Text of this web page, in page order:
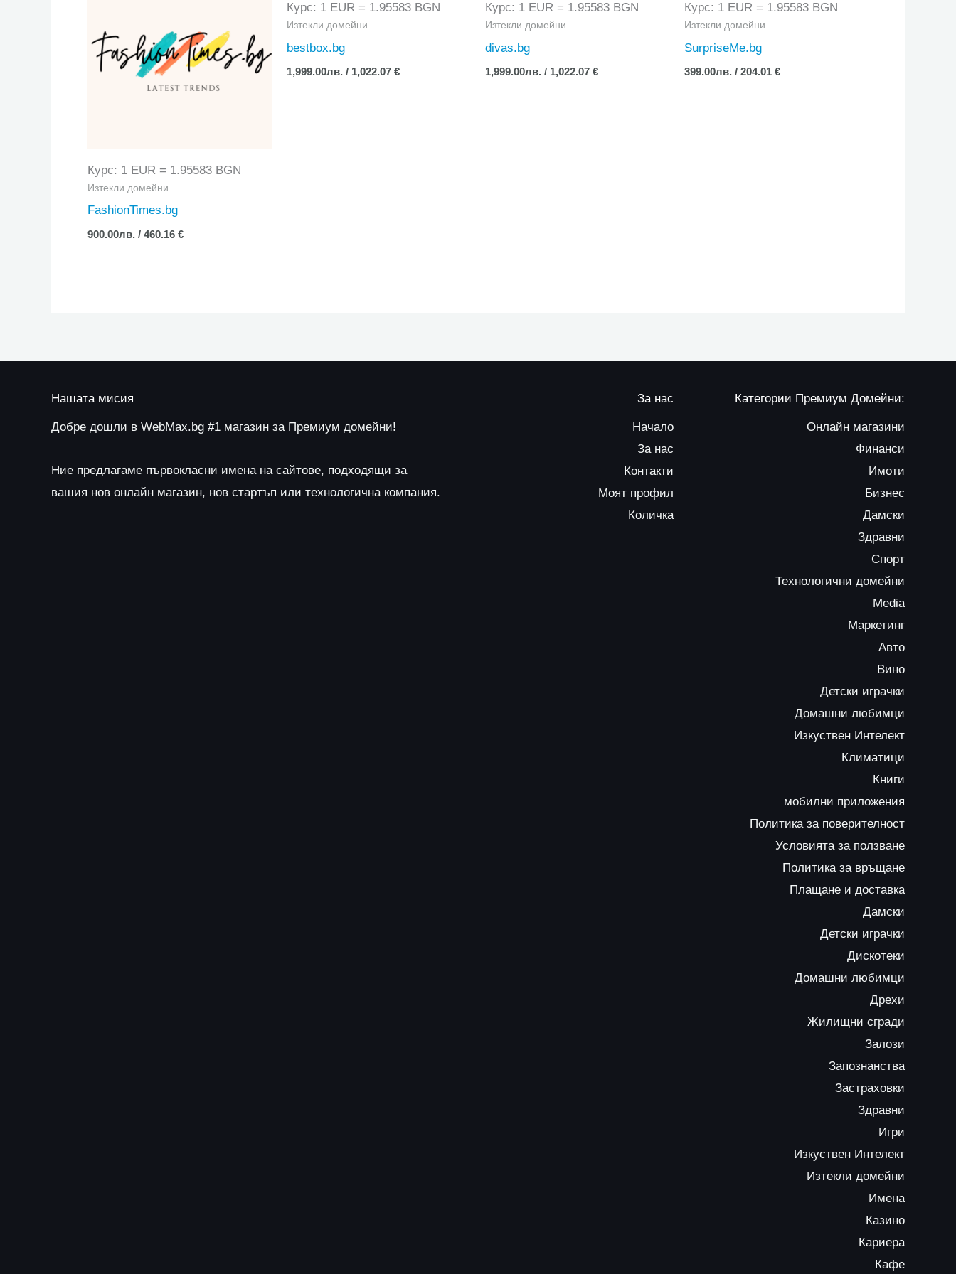
Курс: 1 EUR = 1.95583 BGN
Изтекли домейни
FashionTimes.bg
900.00лв. / 460.16 €
Курс: 1 EUR = 1.95583 BGN
Изтекли домейни
bestbox.bg
1,999.00лв./ 1,022.07 €
Курс: 1 EUR = 1.95583 BGN
Изтекли домейни
divas.bg
1,999.00лв. / 1,022.07 €
Курс: 1 EUR = 1.95583 BGN
Изтекли домейни
SurpriseMe.bg
399.00лв./ 204.01 €
Нашата мисия
Добре дошли в WebMax.bg #1 магазин за Премиум домейни!
Ние предлагаме първокласни имена на сайтове, подходящи за
вашия нов онлайн магазин, нов стартъп или технологична компания.
За нас
Начало
За нас
Контакти
Моят профил
Количка
Категории Премиум Домейни:
Онлайн магазини
Финанси
Имоти
Бизнес
Дамски
Здравни
Спорт
Технологични домейни
Media
Маркетинг
Авто
Вино
Детски играчки
Домашни любимци
Изкуствен Интелект
Климатици
Книги
мобилни приложения
Политика за поверителност
Условията за ползване
Политика за връщане
Плащане и доставка
Дамски
Детски играчки
Дискотеки
Домашни любимци
Дрехи
Жилищни сгради
Залози
Запознанства
Застраховки
Здравни
Игри
Изкуствен Интелект
Изтекли домейни
Имена
Казино
Кариера
Кафе